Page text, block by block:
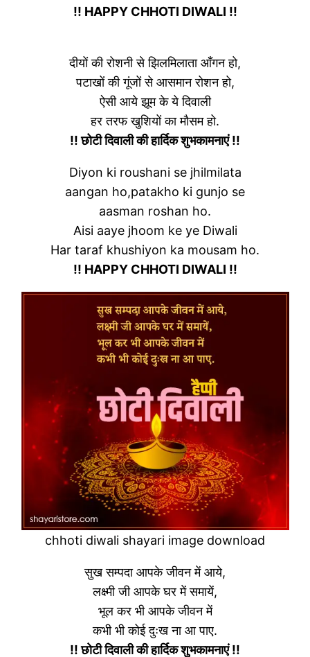
!! HAPPY CHHOTI DIWALI !!
दीयों की रोशनी से झिलमिलाता आँगन हो,
पटाखों की गूंजों से आसमान रोशन हो,
ऐसी आये झूम के ये दिवाली
हर तरफ खुशियों का मौसम हो.
!! छोटी दिवाली की हार्दिक शुभकामनाएं !!
Diyon ki roushani se jhilmilata
aangan ho,patakho ki gunjo se
aasman roshan ho.
Aisi aaye jhoom ke ye Diwali
Har taraf khushiyon ka mousam ho.
!! HAPPY CHHOTI DIWALI !!
chhoti diwali shayari image download
सुख सम्पदा आपके जीवन में आये,
लक्ष्मी जी आपके घर में समायें,
भूल कर भी आपके जीवन में
कभी भी कोई दुःख ना आ पाए.
!! छोटी दिवाली की हार्दिक शुभकामनाएं !!